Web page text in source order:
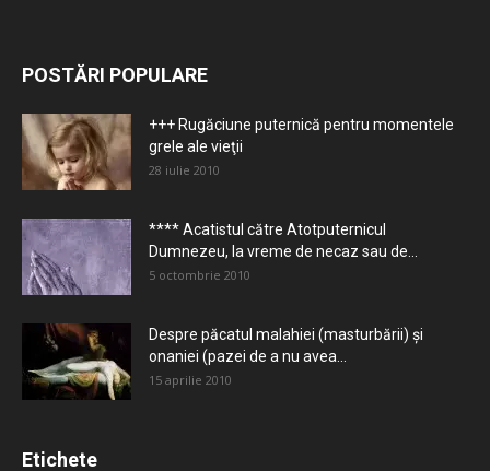
POSTĂRI POPULARE
+++ Rugăciune puternică pentru momentele
grele ale vieţii
28 iulie 2010
**** Acatistul către Atotputernicul
Dumnezeu, la vreme de necaz sau de...
5 octombrie 2010
Despre păcatul malahiei (masturbării) şi
onaniei (pazei de a nu avea...
15 aprilie 2010
Etichete